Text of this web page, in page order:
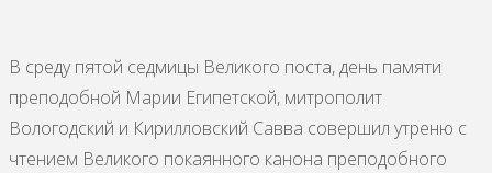
В среду пятой седмицы Великого поста, день памяти
преподобной Марии Египетской, митрополит
Вологодский и Кирилловский Савва совершил утреню с
чтением Великого покаянного канона преподобного